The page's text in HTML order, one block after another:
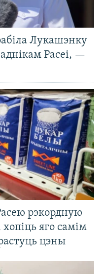
Лукашэнку
Расеі, —
рэкордную
яго самім
цэны